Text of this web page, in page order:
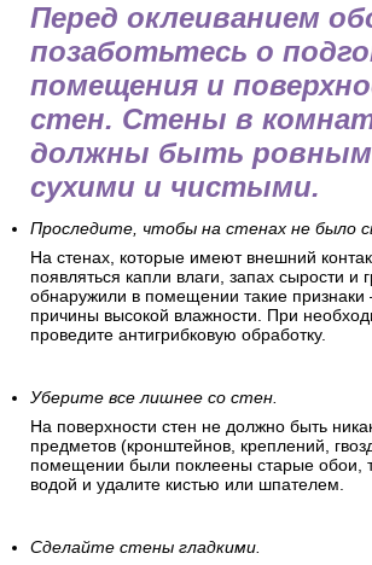
Перед оклеиванием
позаботьтесь о
помещения и
стен. Стены в
должны быть
сухими и чистыми.
Проследите, чтобы на стенах не было
На стенах, которые имеют внешний
появляться капли влаги, запах сырости и
обнаружили в помещении такие признаки
причины высокой влажности. При
проведите антигрибковую обработку.
Уберите все лишнее со стен.
На поверхности стен не должно быть
предметов (кронштейнов, креплений,
помещении были поклеены старые обои,
водой и удалите кистью или шпателем.
Сделайте стены гладкими.